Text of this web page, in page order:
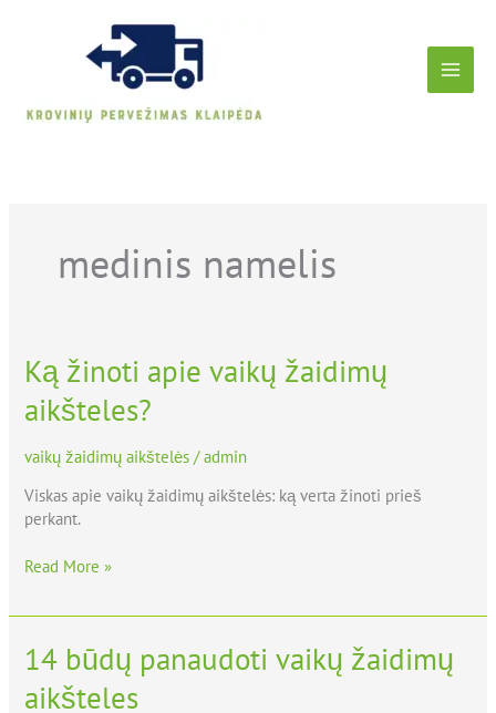
medinis namelis
Ką žinoti apie vaikų žaidimų
aikšteles?
vaikų žaidimų aikštelės /admin
Viskas apie vaikų žaidimų aikštelės: ką verta žinoti prieš
perkant.
Ką
žinoti
apie
žaidimų
Read More »
14 būdų panaudoti vaikų žaidimų
aikšteles
14
būdų
panaudoti